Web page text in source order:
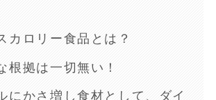
カロリー食品とは？
根拠は一切無い！
にかさ増し食材として、ダイ